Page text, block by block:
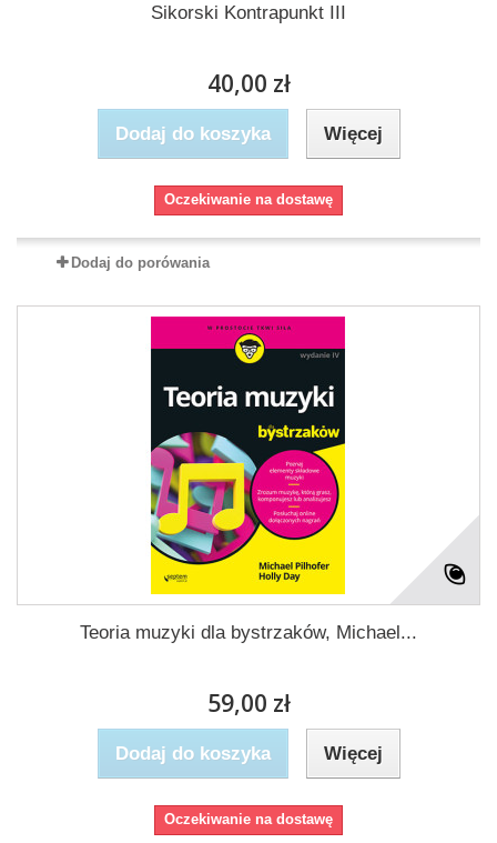
Sikorski Kontrapunkt III
40,00 zł
Dodaj do koszyka Więcej
Oczekiwanie na dostawę
Dodaj do porówania
Teoria muzyki dla bystrzaków, Michael...
59,00 zł
Dodaj do koszyka Więcej
Oczekiwanie na dostawę